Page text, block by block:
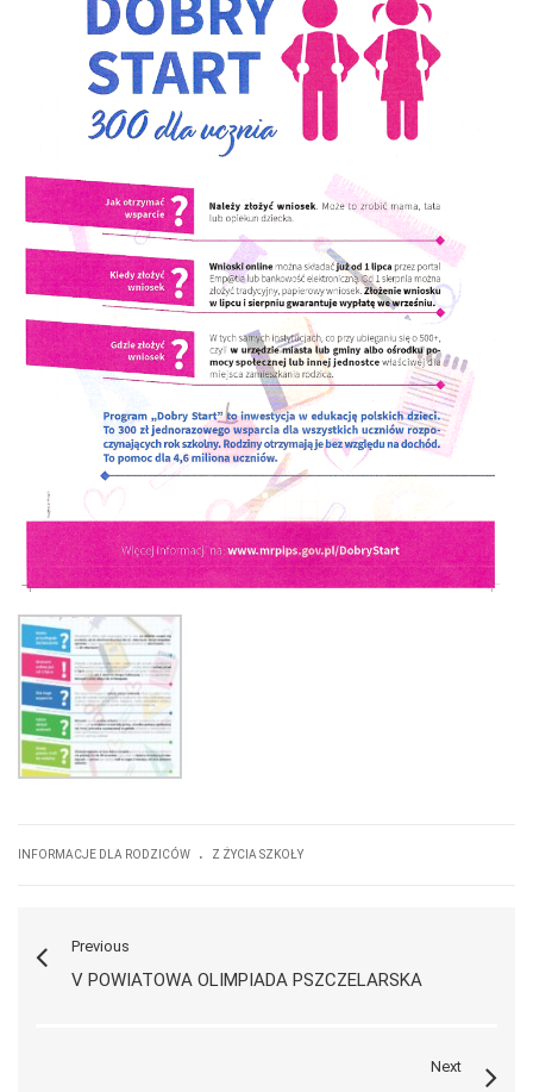
INFORMACJE DLA RODZICÓW . Z ŻYCIA SZKOŁY
Previous
V POWIATOWA OLIMPIADA PSZCZELARSKA
Next